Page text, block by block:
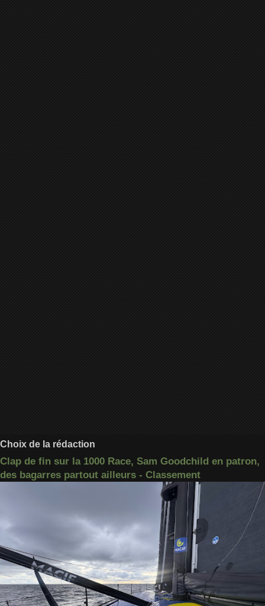
Choix de la rédaction
Clap de fin sur la 1000 Race, Sam Goodchild en patron,
des bagarres partout ailleurs - Classement